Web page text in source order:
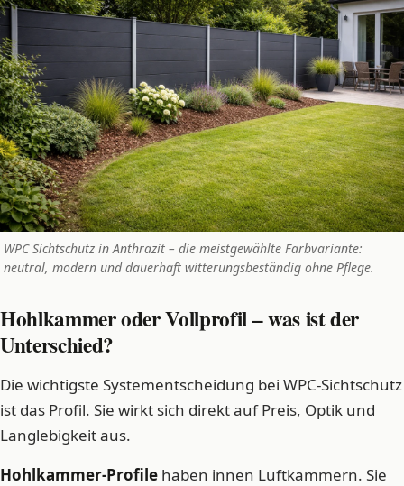
WPC Sichtschutz in Anthrazit – die meistgewählte Farbvariante:
neutral, modern und dauerhaft witterungsbeständig ohne Pflege.
Hohlkammer oder Vollprofil – was ist der
Unterschied?
Die wichtigste Systementscheidung bei WPC-Sichtschutz
ist das Profil. Sie wirkt sich direkt auf Preis, Optik und
Langlebigkeit aus.
Hohlkammer-Profile haben innen Luftkammern. Sie